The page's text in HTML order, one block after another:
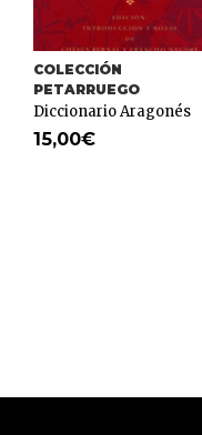
COLECCIÓN
PETARRUEGO
Diccionario Aragonés
15,00€